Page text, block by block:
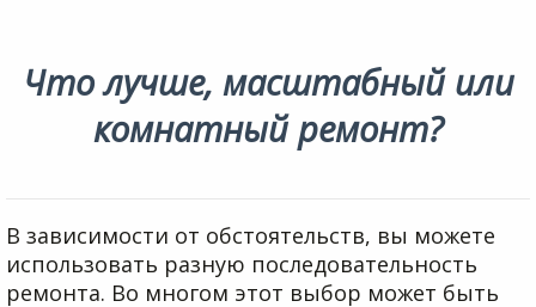
Что лучше, масштабный или
комнатный ремонт?
В зависимости от обстоятельств, вы можете
использовать разную последовательность
ремонта. Во многом этот выбор может быть